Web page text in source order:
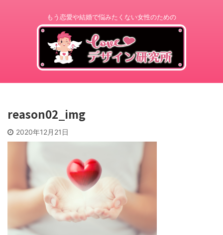
もう恋愛や結婚で悩みたくない女性のための
reason02_img
2020年12月21日